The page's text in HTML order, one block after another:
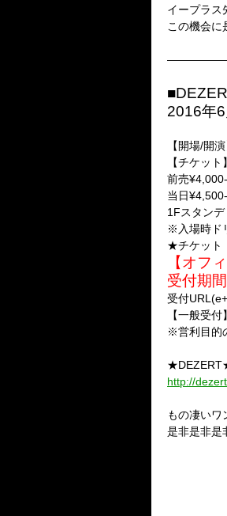
イープラス
この機会に
2016年
【開場/開
【チケット】
前売
当日
1Fスタン
※入場時ド
★チケット
【オフ
受付期
受付
【一般受
※営利目的
http://
もの凄いワ
是非是非是